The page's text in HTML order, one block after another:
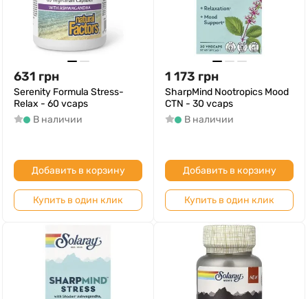
631 грн
Serenity Formula Stress-
Relax - 60 vcaps
В наличии
Добавить в корзину
Купить в один клик
1 173 грн
SharpMind Nootropics Mood
CTN - 30 vcaps
В наличии
Добавить в корзину
Купить в один клик